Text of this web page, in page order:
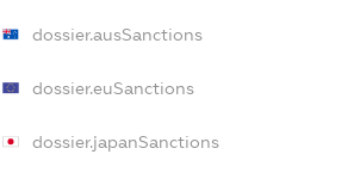
dossier.ausSanctions
dossier.euSanctions
dossier.japanSanctions